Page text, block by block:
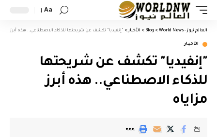
Aa
العالم نيوز - World News >
Blog
> الأخبار > "إنفيديا" تكشف عن شريحتها للذكاء الاصطناعي.. هذه أبرز
الأخبار
"إنفيديا" تكشف عن شريحتها
للذكاء الاصطناعي.. هذه أبرز
مزاياه